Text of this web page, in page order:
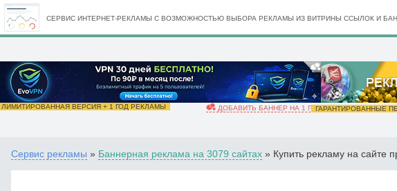
СЕРВИС ИНТЕРНЕТ-РЕКЛАМЫ С ВОЗМОЖНОСТЬЮ ВЫБОРА РЕКЛАМЫ ИЗ ВИТРИНЫ ССЫЛОК И
ЛИМИТИРОВАННАЯ ВЕРСИЯ + 1 ГОД РЕКЛАМЫ ДОБАВИТЬ БАННЕР НА 1 ГОДГАРАНТИРОВАННЫЕ
Сервис рекламы » Баннерная реклама на 3079 сайтах » Купить рекламу на сайте